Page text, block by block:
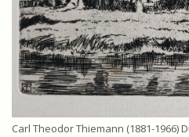
Carl Theodor Thiemann (1881-1966)